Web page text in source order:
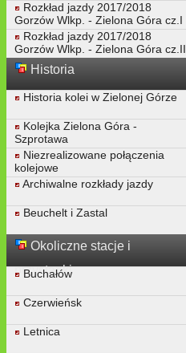
Rozkład jazdy 2017/2018
Gorzów Wlkp. - Zielona Góra cz.I
Rozkład jazdy 2017/2018
Gorzów Wlkp. - Zielona Góra cz.II
Historia
Historia kolei w Zielonej Górze
Kolejka Zielona Góra -
Szprotawa
Niezrealizowane połączenia
kolejowe
Archiwalne rozkłady jazdy
Beuchelt i Zastal
Okoliczne stacje i
przystanki
Buchałów
Czerwieńsk
Letnica